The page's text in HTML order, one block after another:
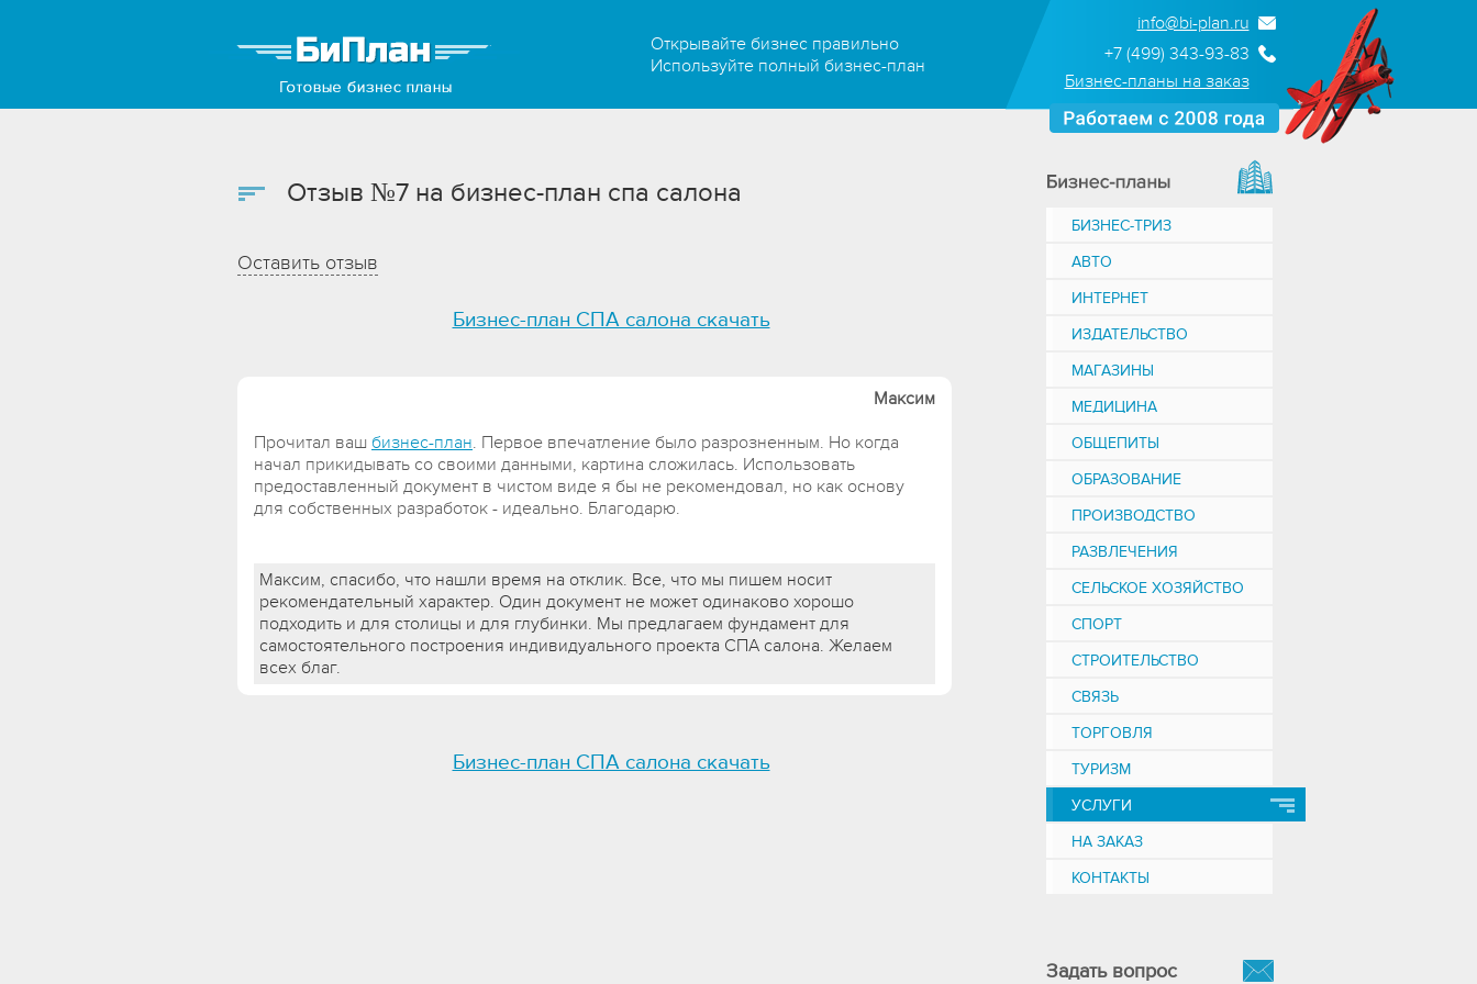
Открывайте бизнес правильно
Используйте полный бизнес-план
info@bi-plan.ru
+7 (499) 343-93-83
Бизнес-планы на заказ
Отзыв №7 на бизнес-план спа салона
Оставить отзыв
Бизнес-план СПА салона скачать
Максим
Прочитал ваш бизнес-план. Первое впечатление было разрозненным. Но когда
начал прикидывать со своими данными, картина сложилась. Использовать
предоставленный документ в чистом виде я бы не рекомендовал, но как основу
для собственных разработок - идеально. Благодарю.
Максим, спасибо, что нашли время на отклик. Все, что мы пишем носит
рекомендательный характер. Один документ не может одинаково хорошо
подходить и для столицы и для глубинки. Мы предлагаем фундамент для
самостоятельного построения индивидуального проекта СПА салона. Желаем
всех благ.
Бизнес-план СПА салона скачать
БИЗНЕС-ТРИЗ
АВТО
ИНТЕРНЕТ
ИЗДАТЕЛЬСТВО
МАГАЗИНЫ
МЕДИЦИНА
ОБЩЕПИТЫ
ОБРАЗОВАНИЕ
ПРОИЗВОДСТВО
РАЗВЛЕЧЕНИЯ
СЕЛЬСКОЕ ХОЗЯЙСТВО
СПОРТ
СТРОИТЕЛЬСТВО
СВЯЗЬ
ТОРГОВЛЯ
ТУРИЗМ
УСЛУГИ
НА ЗАКАЗ
КОНТАКТЫ
Задать вопрос